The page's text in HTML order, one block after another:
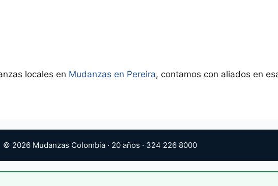
locales en Mudanzas en Pereira, contamos con aliados en
© 2026 Mudanzas Colombia · 20 años · 324 226 8000